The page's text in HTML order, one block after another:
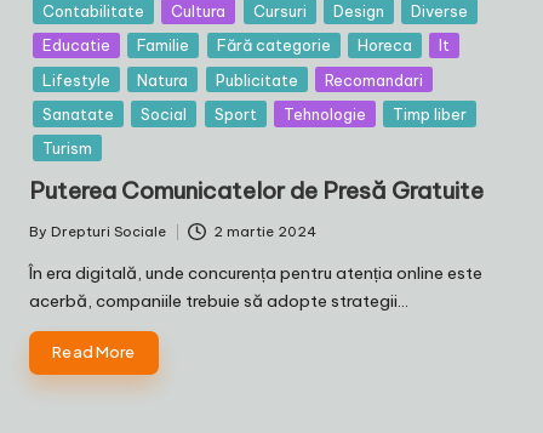
Contabilitate
Cultura Cursuri Design
Diverse
Educatie
Familie Fără categorie Horeca
It
Lifestyle
Natura Publicitate
Recomandari
Sanatate
Social Sport Tehnologie
Timp liber
Turism
Puterea Comunicatelor de Presă Gratuite
Posted
by
By Drepturi Sociale 2 martie 2024
În era digitală, unde concurența pentru atenția online este
acerbă, companiile trebuie să adopte strategii…
Read More